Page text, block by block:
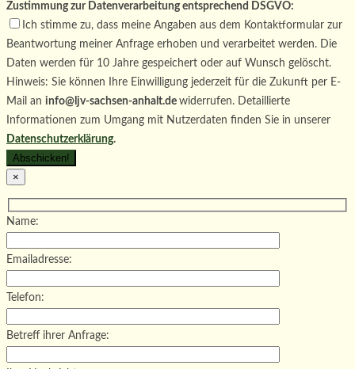
Zustimmung zur Datenverarbeitung entsprechend DSGVO:
Ich stimme zu, dass meine Angaben aus dem Kontaktformular zur
Beantwortung meiner Anfrage erhoben und verarbeitet werden. Die
Daten werden für 10 Jahre gespeichert oder auf Wunsch gelöscht.
Hinweis: Sie können Ihre Einwilligung jederzeit für die Zukunft per E-
Mail an info@ljv-sachsen-anhalt.de widerrufen. Detaillierte
Informationen zum Umgang mit Nutzerdaten finden Sie in unserer
Datenschutzerklärung.
×
Name:
Emailadresse:
Telefon:
Betreff ihrer Anfrage: